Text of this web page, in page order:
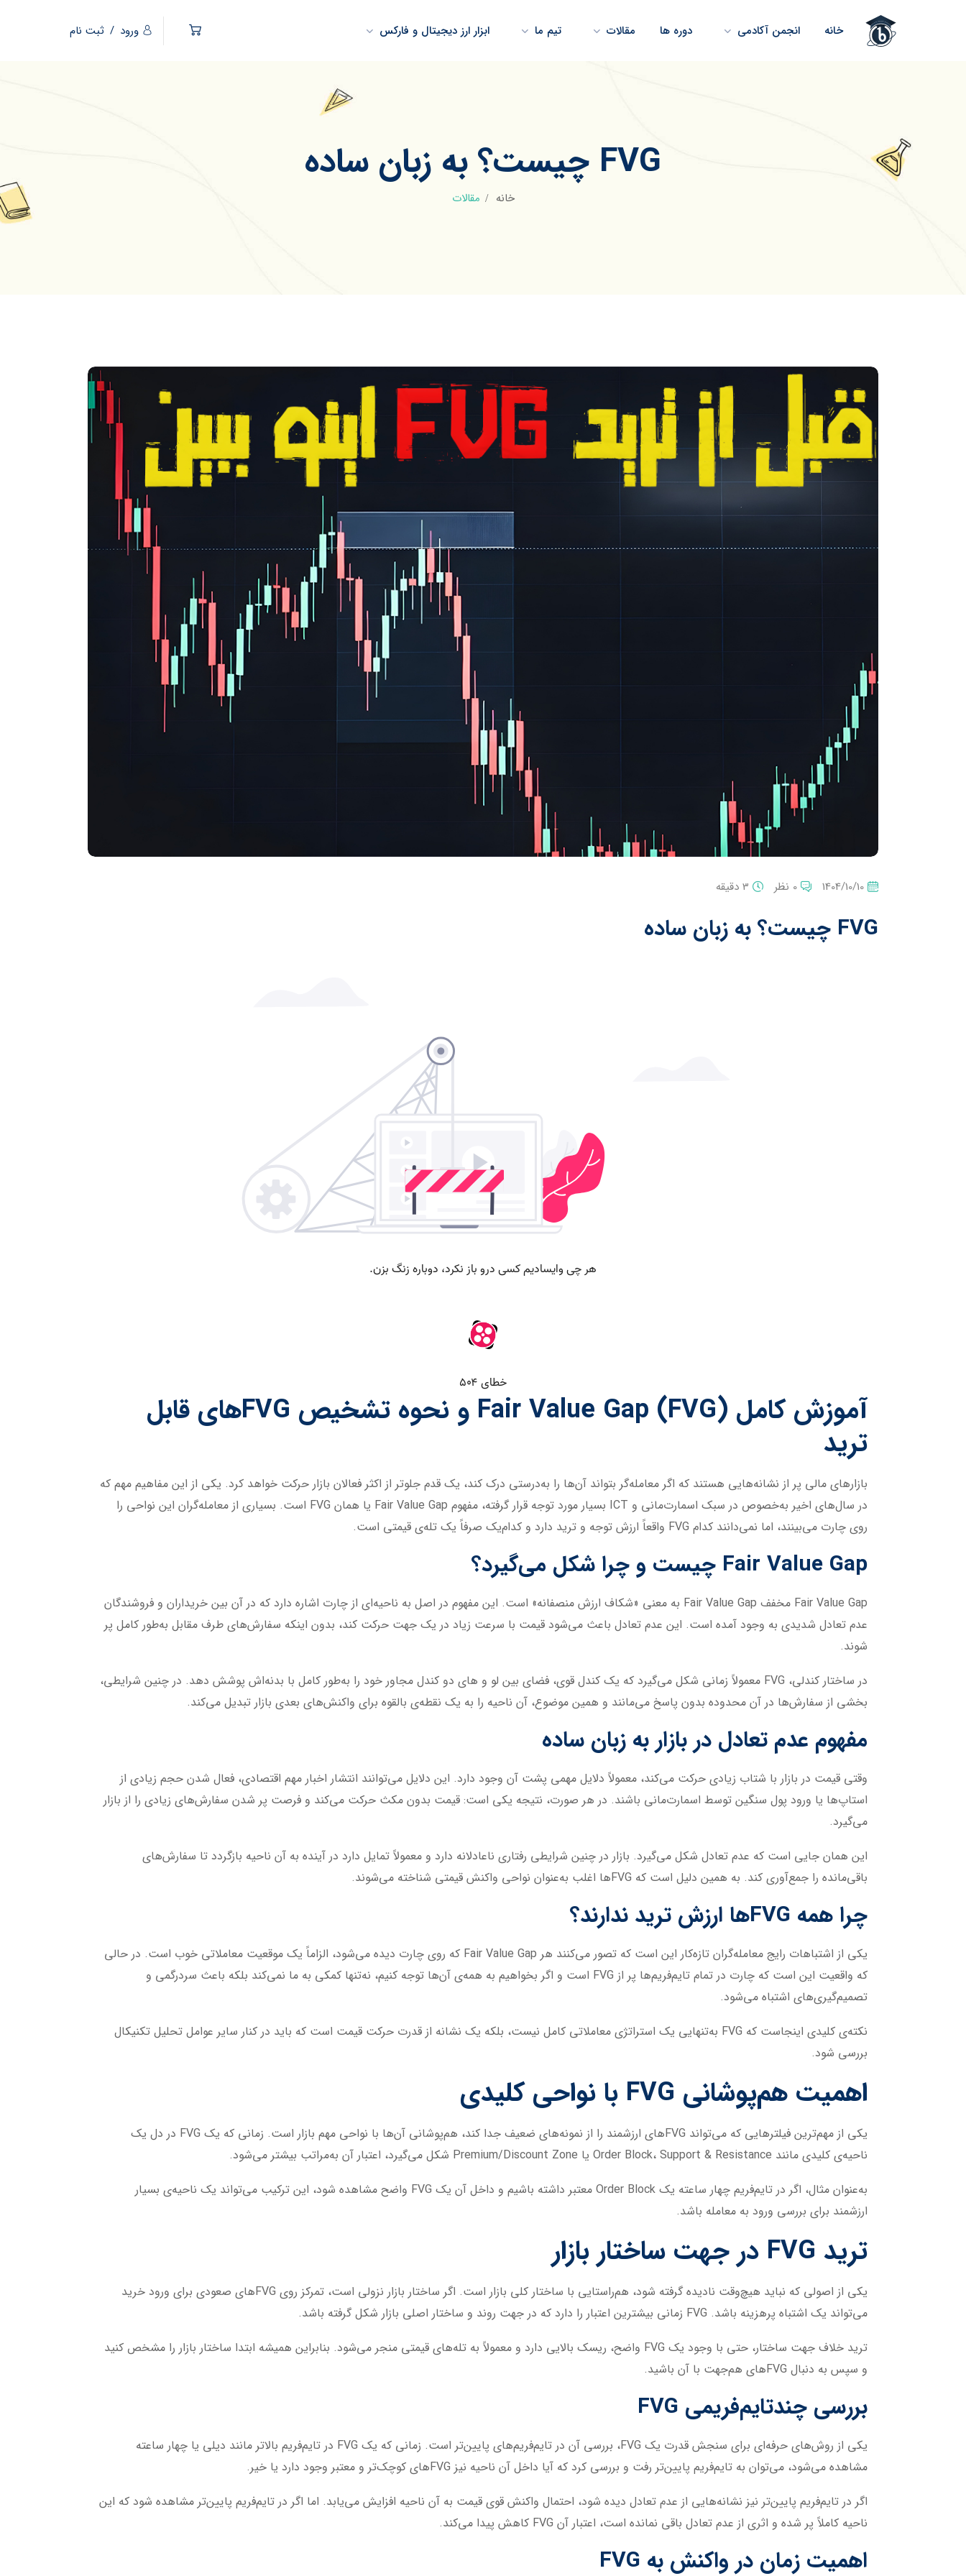
خانه انجمن آکادمی دوره ها مقالات تیم ما ابزار ارز دیجیتال و فارکس ورود / ثبت نام
FVG چیست؟ به زبان ساده
خانه مقالات
1404/10/10 0 نظر 3 دقیقه
FVG چیست؟ به زبان ساده
آموزش کامل Fair Value Gap (FVG) و نحوه تشخیص FVGهای قابل
ترید
بازارهای مالی پر از نشانه‌هایی هستند که اگر معامله‌گر بتواند آن‌ها را به‌درستی درک کند، یک قدم جلوتر از اکثر فعالان بازار حرکت خواهد کرد. یکی از این مفاهیم مهم که
در سال‌های اخیر به‌خصوص در سبک اسمارت‌مانی و ICT بسیار مورد توجه قرار گرفته، مفهوم Fair Value Gap یا همان FVG است. بسیاری از معامله‌گران این نواحی را
روی چارت می‌بینند، اما نمی‌دانند کدام FVG واقعاً ارزش توجه و ترید دارد و کدام‌یک صرفاً یک تله‌ی قیمتی است.
Fair Value Gap چیست و چرا شکل می‌گیرد؟
Fair Value Gap مخفف Fair Value Gap به معنی «شکاف ارزش منصفانه» است. این مفهوم در اصل به ناحیه‌ای از چارت اشاره دارد که در آن بین خریداران و فروشندگان
عدم تعادل شدیدی به وجود آمده است. این عدم تعادل باعث می‌شود قیمت با سرعت زیاد در یک جهت حرکت کند، بدون اینکه سفارش‌های طرف مقابل به‌طور کامل پر
شوند.
در ساختار کندلی، FVG معمولاً زمانی شکل می‌گیرد که یک کندل قوی، فضای بین لو و های دو کندل مجاور خود را به‌طور کامل با بدنه‌اش پوشش دهد. در چنین شرایطی،
بخشی از سفارش‌ها در آن محدوده بدون پاسخ می‌مانند و همین موضوع، آن ناحیه را به یک نقطه‌ی بالقوه برای واکنش‌های بعدی بازار تبدیل می‌کند.
مفهوم عدم تعادل در بازار به زبان ساده
وقتی قیمت در بازار با شتاب زیادی حرکت می‌کند، معمولاً دلایل مهمی پشت آن وجود دارد. این دلایل می‌توانند انتشار اخبار مهم اقتصادی، فعال شدن حجم زیادی از
استاپ‌ها یا ورود پول سنگین توسط اسمارت‌مانی باشند. در هر صورت، نتیجه یکی است: قیمت بدون مکث حرکت می‌کند و فرصت پر شدن سفارش‌های زیادی را از بازار
می‌گیرد.
این همان جایی است که عدم تعادل شکل می‌گیرد. بازار در چنین شرایطی رفتاری ناعادلانه دارد و معمولاً تمایل دارد در آینده به آن ناحیه بازگردد تا سفارش‌های
باقی‌مانده را جمع‌آوری کند. به همین دلیل است که FVGها اغلب به‌عنوان نواحی واکنش قیمتی شناخته می‌شوند.
چرا همه FVGها ارزش ترید ندارند؟
یکی از اشتباهات رایج معامله‌گران تازه‌کار این است که تصور می‌کنند هر Fair Value Gap که روی چارت دیده می‌شود، الزاماً یک موقعیت معاملاتی خوب است. در حالی
که واقعیت این است که چارت در تمام تایم‌فریم‌ها پر از FVG است و اگر بخواهیم به همه‌ی آن‌ها توجه کنیم، نه‌تنها کمکی به ما نمی‌کند بلکه باعث سردرگمی و
تصمیم‌گیری‌های اشتباه می‌شود.
نکته‌ی کلیدی اینجاست که FVG به‌تنهایی یک استراتژی معاملاتی کامل نیست، بلکه یک نشانه از قدرت حرکت قیمت است که باید در کنار سایر عوامل تحلیل تکنیکال
بررسی شود.
اهمیت هم‌پوشانی FVG با نواحی کلیدی
یکی از مهم‌ترین فیلترهایی که می‌تواند FVGهای ارزشمند را از نمونه‌های ضعیف جدا کند، هم‌پوشانی آن‌ها با نواحی مهم بازار است. زمانی که یک FVG در دل یک
ناحیه‌ی کلیدی مانند Order Block، Support & Resistance یا Premium/Discount Zone شکل می‌گیرد، اعتبار آن به‌مراتب بیشتر می‌شود.
به‌عنوان مثال، اگر در تایم‌فریم چهار ساعته یک Order Block معتبر داشته باشیم و داخل آن یک FVG واضح مشاهده شود، این ترکیب می‌تواند یک ناحیه‌ی بسیار
ارزشمند برای بررسی ورود به معامله باشد.
ترید FVG در جهت ساختار بازار
یکی از اصولی که نباید هیچ‌وقت نادیده گرفته شود، هم‌راستایی با ساختار کلی بازار است. اگر ساختار بازار نزولی است، تمرکز روی FVGهای صعودی برای ورود خرید
می‌تواند یک اشتباه پرهزینه باشد. FVG زمانی بیشترین اعتبار را دارد که در جهت روند و ساختار اصلی بازار شکل گرفته باشد.
ترید خلاف جهت ساختار، حتی با وجود یک FVG واضح، ریسک بالایی دارد و معمولاً به تله‌های قیمتی منجر می‌شود. بنابراین همیشه ابتدا ساختار بازار را مشخص کنید
و سپس به دنبال FVGهای هم‌جهت با آن باشید.
بررسی چندتایم‌فریمی FVG
یکی از روش‌های حرفه‌ای برای سنجش قدرت یک FVG، بررسی آن در تایم‌فریم‌های پایین‌تر است. زمانی که یک FVG در تایم‌فریم بالاتر مانند دیلی یا چهار ساعته
مشاهده می‌شود، می‌توان به تایم‌فریم پایین‌تر رفت و بررسی کرد که آیا داخل آن ناحیه نیز FVGهای کوچک‌تر و معتبر وجود دارد یا خیر.
اگر در تایم‌فریم پایین‌تر نیز نشانه‌هایی از عدم تعادل دیده شود، احتمال واکنش قوی قیمت به آن ناحیه افزایش می‌یابد. اما اگر در تایم‌فریم پایین‌تر مشاهده شود که این
ناحیه کاملاً پر شده و اثری از عدم تعادل باقی نمانده است، اعتبار آن FVG کاهش پیدا می‌کند.
اهمیت زمان در واکنش به FVG